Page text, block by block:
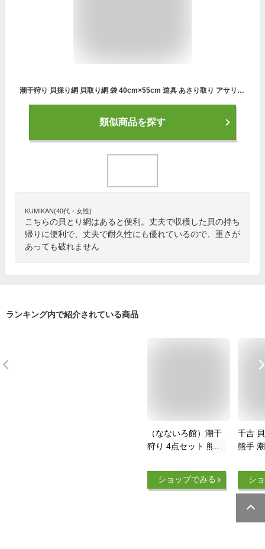
潮干狩り 貝採り網 貝取り網 袋 40cm×55cm 道具 あさり取り アサリ採り 袋 あみ袋 ネット 網 貝入れ アサリ はまぐり しじみ
類似商品を探す
KUMIKAN(40代・女性)
こちらの貝とり網はあると便利。丈夫で収穫した貝の持ち
帰りに便利で、丈夫で耐久性にも優れているので、重さが
あっても破れません
ランキング内で紹介されている商品
（なないろ館）潮干
狩り 4点セット 熊手
ット 貝掘り 貝拾い
くまで シャベル ア
ショップでみる
千吉
熊手
キ
シ